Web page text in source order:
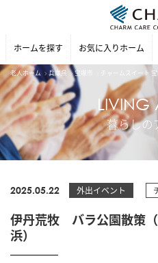
ホームを探す お気に入りホーム
老人ホーム 兵庫県 宝塚市 チャームスイート
LIVING
暮らしの
2025.05.22 外出イベント
伊丹荒牧 バラ公園散策
浜）